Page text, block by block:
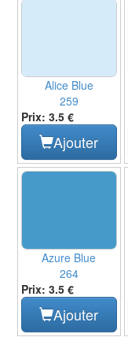
Alice Blue
259
Prix: 3.5 €
Ajouter
Azure Blue
264
Prix: 3.5 €
Ajouter